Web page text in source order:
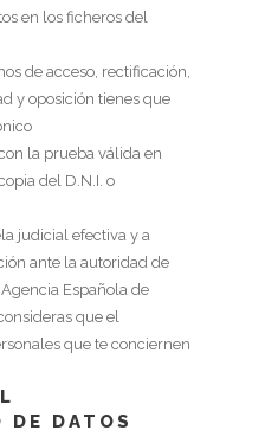
en los ficheros del
de acceso, rectificación,
y oposición tienes que
la prueba válida en
del D.N.I. o
judicial efectiva y a
ante la autoridad de
Española de
que el
que te conciernen
DE DATOS